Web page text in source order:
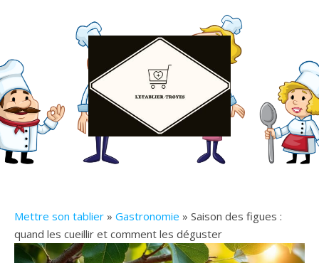
Mettre son tablier » Gastronomie » Saison des figues :
quand les cueillir et comment les déguster